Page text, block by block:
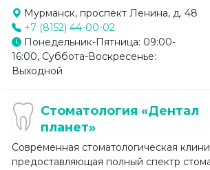
Мурманск, проспект Ленина, д. 48
+7 (8152) 44-00-02
Понедельник-Пятница: 09:00-
16:00, Суббота-Воскресенье:
Выходной
Стоматология «Дентал
планет»
Современная стоматологическая
предоставляющая полный спектр